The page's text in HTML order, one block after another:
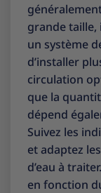
grande taille,
un système
d’installer
circulation
que la
dépend
Suivez les
et adaptez
d’eau à
en fonction